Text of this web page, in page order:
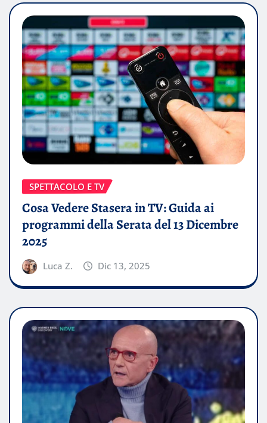
SPETTACOLO E TV
Cosa Vedere Stasera in TV: Guida ai
programmi della Serata del 13 Dicembre
2025
Luca Z. Dic 13, 2025